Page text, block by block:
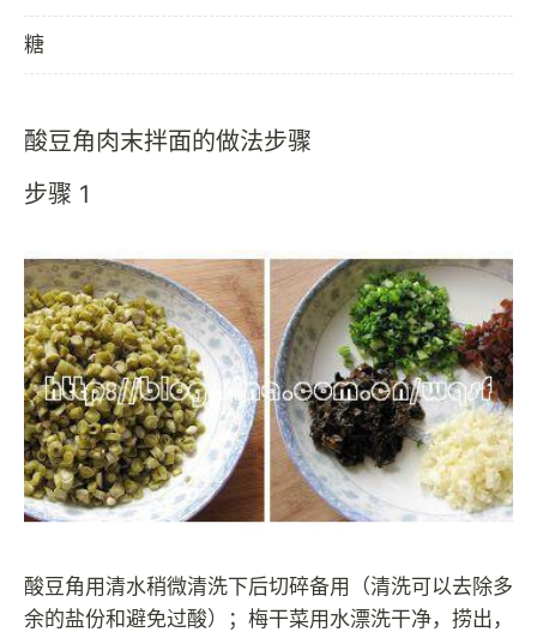
糖
酸豆角肉末拌面的做法步骤
步骤 1
酸豆角用清水稍微清洗下后切碎备用（清洗可以去除多
余的盐份和避免过酸）；梅干菜用水漂洗干净，捞出，